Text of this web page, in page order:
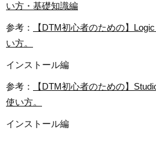
い方・基礎知識編
参考：
【DTM初心者のための】
い方。
インストール編
参考：
【DTM初心者のための】
使い方。
インストール編